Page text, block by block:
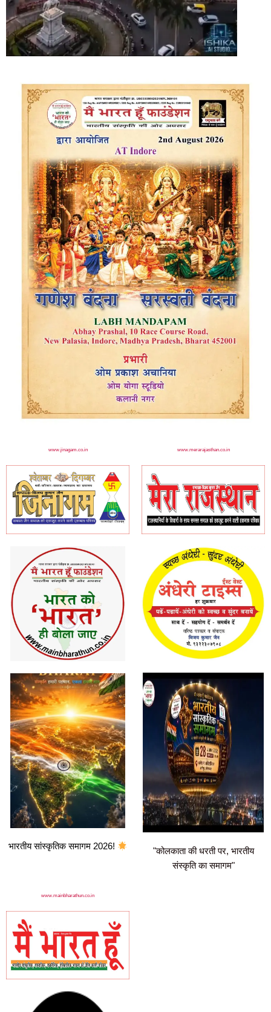
www.jinagam.co.in
भारतीय सांस्कृतिक समागम 2026!
www.merarajasthan.co.in
"कोलकाता की धरती पर, भारतीय
संस्कृति का समागम"
www.mainbharathun.co.in